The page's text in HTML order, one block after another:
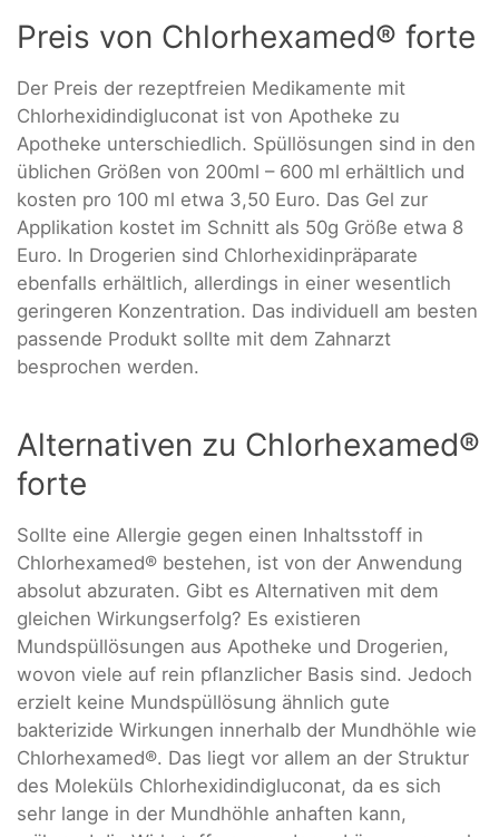
Preis von Chlorhexamed® forte
Der Preis der rezeptfreien Medikamente mit
Chlorhexidindigluconat ist von Apotheke zu
Apotheke unterschiedlich. Spüllösungen sind in den
üblichen Größen von 200ml – 600 ml erhältlich und
kosten pro 100 ml etwa 3,50 Euro. Das Gel zur
Applikation kostet im Schnitt als 50g Größe etwa 8
Euro. In Drogerien sind Chlorhexidinpräparate
ebenfalls erhältlich, allerdings in einer wesentlich
geringeren Konzentration. Das individuell am besten
passende Produkt sollte mit dem Zahnarzt
besprochen werden.
Alternativen zu Chlorhexamed®
forte
Sollte eine Allergie gegen einen Inhaltsstoff in
Chlorhexamed® bestehen, ist von der Anwendung
absolut abzuraten. Gibt es Alternativen mit dem
gleichen Wirkungserfolg? Es existieren
Mundspüllösungen aus Apotheke und Drogerien,
wovon viele auf rein pflanzlicher Basis sind. Jedoch
erzielt keine Mundspüllösung ähnlich gute
bakterizide Wirkungen innerhalb der Mundhöhle wie
Chlorhexamed®. Das liegt vor allem an der Struktur
des Moleküls Chlorhexidindigluconat, da es sich
sehr lange in der Mundhöhle anhaften kann,